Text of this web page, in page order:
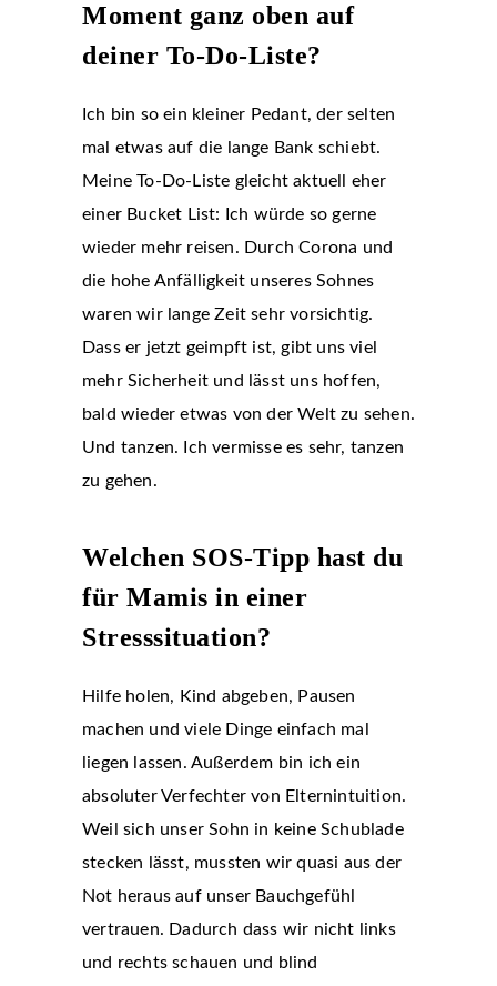
Moment ganz oben auf
deiner To-Do-Liste?
Ich bin so ein kleiner Pedant, der selten
mal etwas auf die lange Bank schiebt.
Meine To-Do-Liste gleicht aktuell eher
einer Bucket List: Ich würde so gerne
wieder mehr reisen. Durch Corona und
die hohe Anfälligkeit unseres Sohnes
waren wir lange Zeit sehr vorsichtig.
Dass er jetzt geimpft ist, gibt uns viel
mehr Sicherheit und lässt uns hoffen,
bald wieder etwas von der Welt zu sehen.
Und tanzen. Ich vermisse es sehr, tanzen
zu gehen.
Welchen SOS-Tipp hast du
für Mamis in einer
Stresssituation?
Hilfe holen, Kind abgeben, Pausen
machen und viele Dinge einfach mal
liegen lassen. Außerdem bin ich ein
absoluter Verfechter von Elternintuition.
Weil sich unser Sohn in keine Schublade
stecken lässt, mussten wir quasi aus der
Not heraus auf unser Bauchgefühl
vertrauen. Dadurch dass wir nicht links
und rechts schauen und blind